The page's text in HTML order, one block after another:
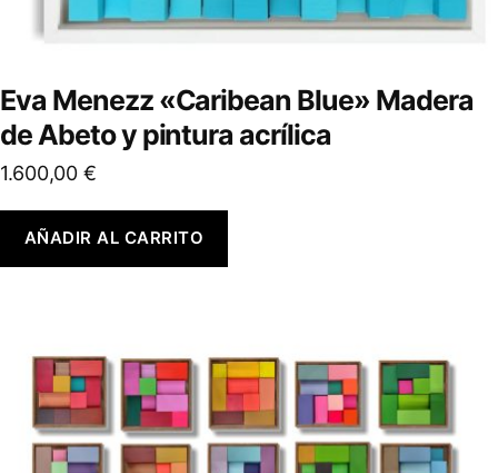
Eva Menezz «Caribean Blue» Madera
de Abeto y pintura acrílica
1.600,00 €
AÑADIR AL CARRITO